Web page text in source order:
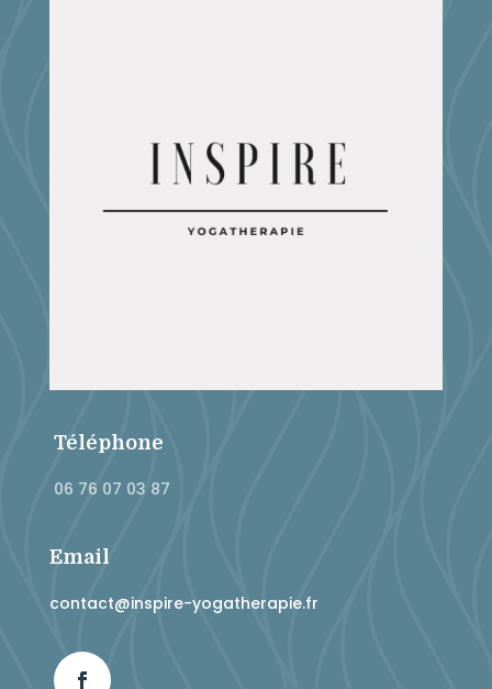
Téléphone
06 76 07 03 87
Email
contact@inspire-yogatherapie.fr